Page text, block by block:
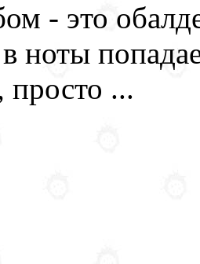
- это
ноты
просто ...